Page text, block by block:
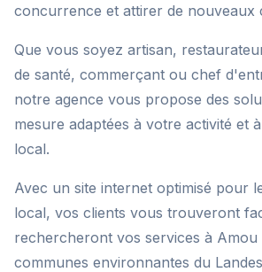
concurrence et attirer de nouveaux
Que vous soyez artisan,
de santé, commerçant ou chef
notre agence vous propose des
mesure adaptées à votre activité et
local.
Avec un site internet optimisé pour
local, vos clients vous trouveront
rechercheront vos services à Amou
communes environnantes du